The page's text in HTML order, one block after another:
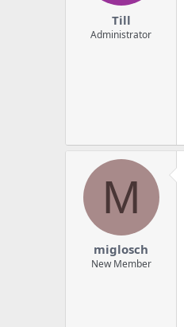
Till
Administrator
M
miglosch
New Member